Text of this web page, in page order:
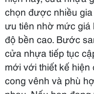
chọn được nhiều
ưu tiên nhờ mức giá
độ bền cao. Bước
cửa nhựa tiếp tục
mới với thiết kế
cong vênh và phù